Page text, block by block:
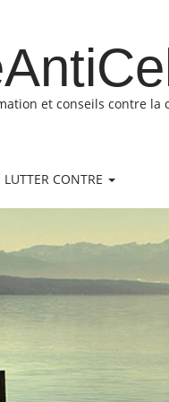
et conseils contre la
LUTTER CONTRE